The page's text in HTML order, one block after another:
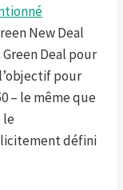
New Deal
Deal pour
pour
– le même que
le
défini